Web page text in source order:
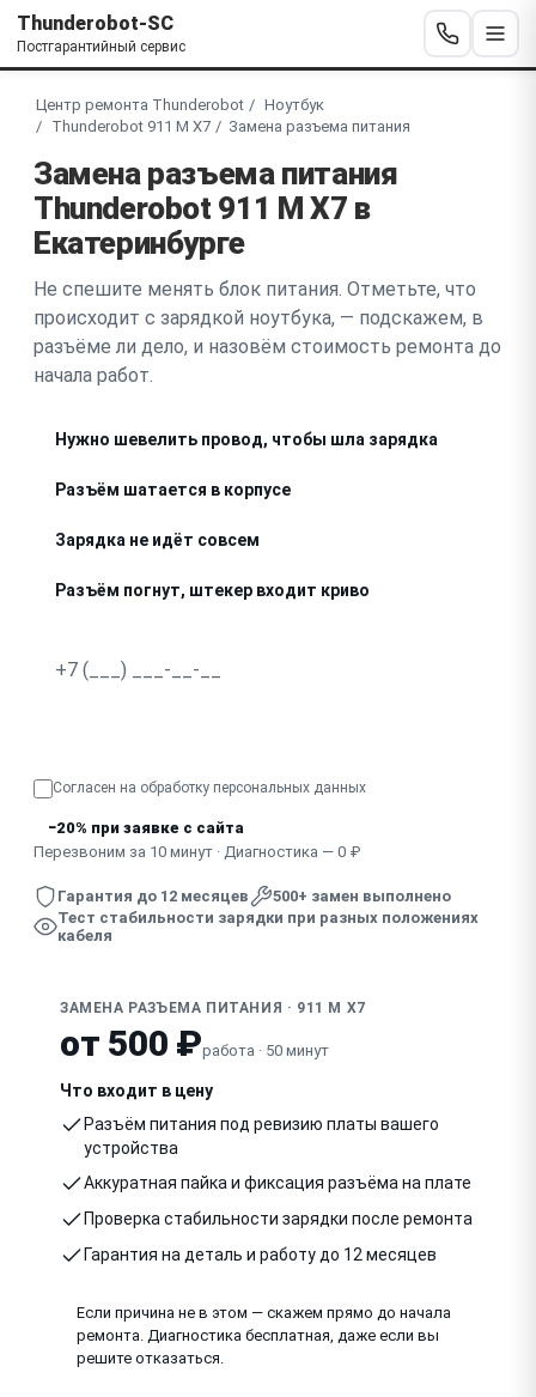
Thunderobot-SC
Постгарантийный сервис
Центр ремонта Thunderobot
Ноутбук
Thunderobot 911 M X7
Замена разъема питания
Замена разъема питания
Thunderobot 911 M X7 в
Екатеринбурге
Не спешите менять блок питания. Отметьте, что
происходит с зарядкой ноутбука, — подскажем, в
разъёме ли дело, и назовём стоимость ремонта до
начала работ.
Нужно шевелить провод, чтобы шла зарядка
Разъём шатается в корпусе
Зарядка не идёт совсем
Разъём погнут, штекер входит криво
Согласен на обработку персональных данных
−20% при заявке с сайта
Перезвоним за 10 минут · Диагностика — 0 ₽
Гарантия до 12 месяцев
500+ замен выполнено
Тест стабильности зарядки при разных положениях
кабеля
ЗАМЕНА РАЗЪЕМА ПИТАНИЯ · 911 M X7
от 500 ₽работа · 50 минут
Что входит в цену
Разъём питания под ревизию платы вашего
устройства
Аккуратная пайка и фиксация разъёма на плате
Проверка стабильности зарядки после ремонта
Гарантия на деталь и работу до 12 месяцев
Если причина не в этом — скажем прямо до начала
ремонта. Диагностика бесплатная, даже если вы
решите отказаться.